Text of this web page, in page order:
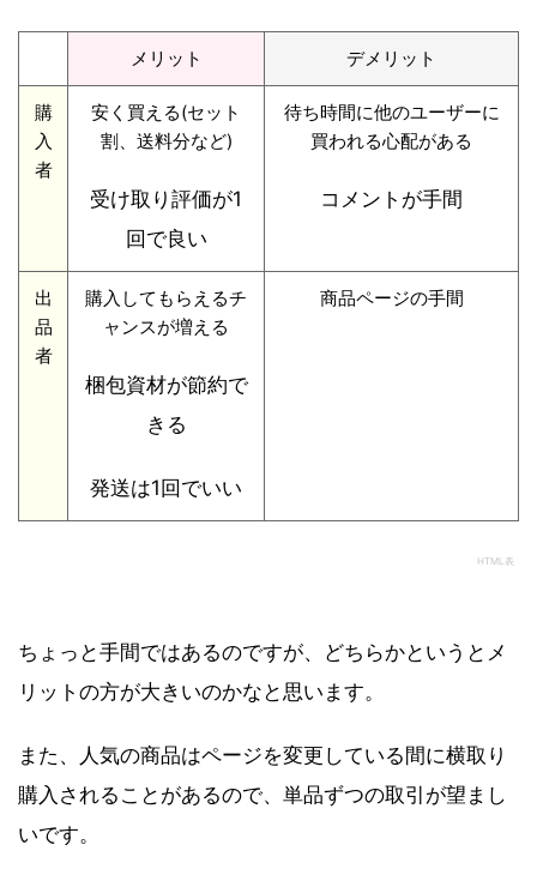
メリット デメリット
購
入
者
安く買える(セット
割、送料分など)
受け取り評価が1
回で良い
待ち時間に他のユーザーに
買われる心配がある
コメントが手間
出
品
者
購入してもらえるチ
ャンスが増える
梱包資材が節約で
きる
発送は1回でいい
商品ページの手間
HTML表
ちょっと手間ではあるのですが、どちらかというとメ
リットの方が大きいのかなと思います。
また、人気の商品はページを変更している間に横取り
購入されることがあるので、単品ずつの取引が望まし
いです。